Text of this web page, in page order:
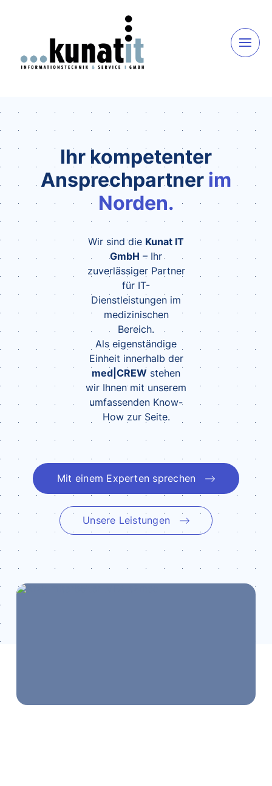
Ihr kompetenter
Ansprechpartner im
Norden.
Wir sind die Kunat IT
GmbH – Ihr
zuverlässiger Partner
für IT-
Dienstleistungen im
medizinischen
Bereich.
Als eigenständige
Einheit innerhalb der
med|CREW stehen
wir Ihnen mit unserem
umfassenden Know-
How zur Seite.
Mit einem Experten sprechen
Unsere Leistungen